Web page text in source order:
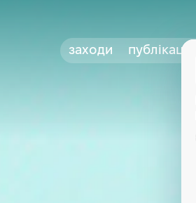
заходи публікації